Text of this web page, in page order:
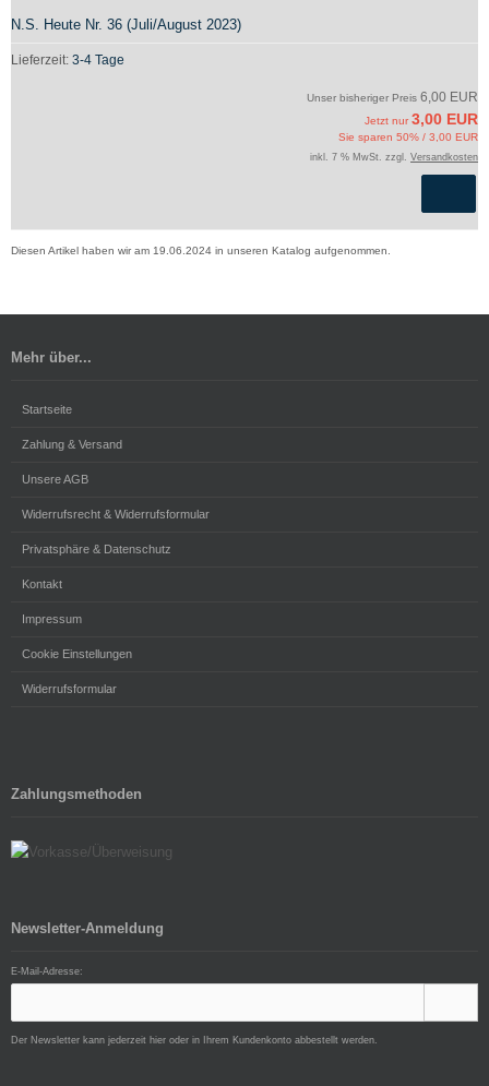
N.S. Heute Nr. 36 (Juli/August 2023)
Lieferzeit: 3-4 Tage
Unser bisheriger Preis 6,00 EUR
Jetzt nur 3,00 EUR
Sie sparen 50% / 3,00 EUR
inkl. 7 % MwSt. zzgl. Versandkosten
Diesen Artikel haben wir am 19.06.2024 in unseren Katalog aufgenommen.
Mehr über...
Startseite
Zahlung & Versand
Unsere AGB
Widerrufsrecht & Widerrufsformular
Privatsphäre & Datenschutz
Kontakt
Impressum
Cookie Einstellungen
Widerrufsformular
Zahlungsmethoden
Newsletter-Anmeldung
E-Mail-Adresse:
Der Newsletter kann jederzeit hier oder in Ihrem Kundenkonto abbestellt werden.